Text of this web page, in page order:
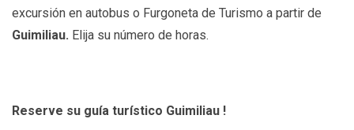
excursión en autobus o Furgoneta de Turismo a partir de
Guimiliau. Elija su número de horas.
Reserve su guía turístico Guimiliau !